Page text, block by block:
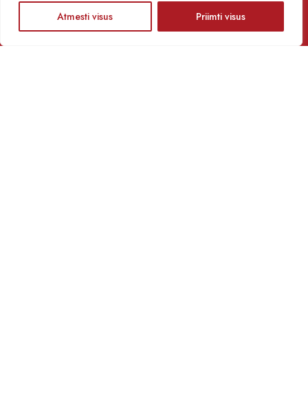
Atmesti visus Priimti visus
Apie renginius ir muziejų naujienas sužinokite
pirmieji!